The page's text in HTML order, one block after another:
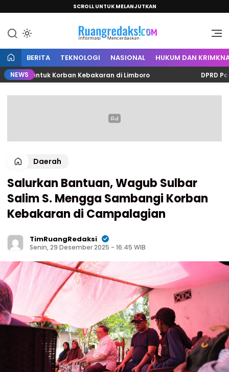
SCROLL UNTUK MELANJUTKAN
Ruang Redaksi
Informasi Mencerdaskan
BERITA TEKNOLOGI NASIONAL HUKUM DAN
NEWS
untuk Korban Kebakaran di Limboro DPRD
Daerah
Salurkan Bantuan, Wagub Sulbar
Salim S. Mengga Sambangi Korban
Kebakaran di Campalagian
TimRuangRedaksi
Senin, 29 Desember 2025 - 16:45 WIB